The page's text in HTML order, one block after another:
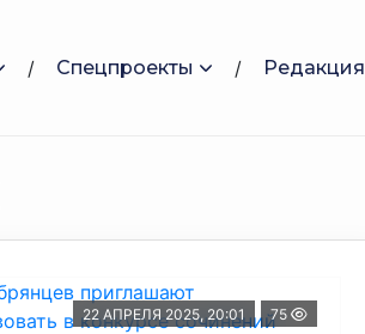
Спецпроекты Редакция
22 АПРЕЛЯ 2025, 20:01 75